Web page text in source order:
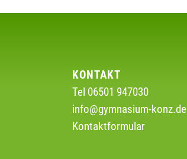
KONTAKT
Tel 06501 947030
info@gymnasium-konz.de
Kontaktformular